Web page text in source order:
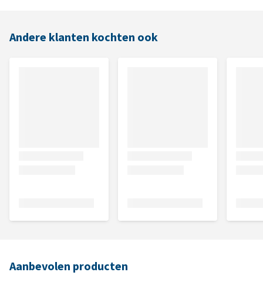
Andere klanten kochten ook
Aanbevolen producten